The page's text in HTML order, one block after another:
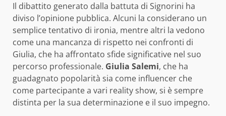
Il dibattito generato dalla battuta di Signorini ha
diviso l’opinione pubblica. Alcuni la considerano un
semplice tentativo di ironia, mentre altri la vedono
come una mancanza di rispetto nei confronti di
Giulia, che ha affrontato sfide significative nel suo
percorso professionale. Giulia Salemi, che ha
guadagnato popolarità sia come influencer che
come partecipante a vari reality show, si è sempre
distinta per la sua determinazione e il suo impegno.